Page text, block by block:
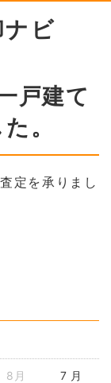
ナビ
戸建て
。
定を承りまし
8月 7 月